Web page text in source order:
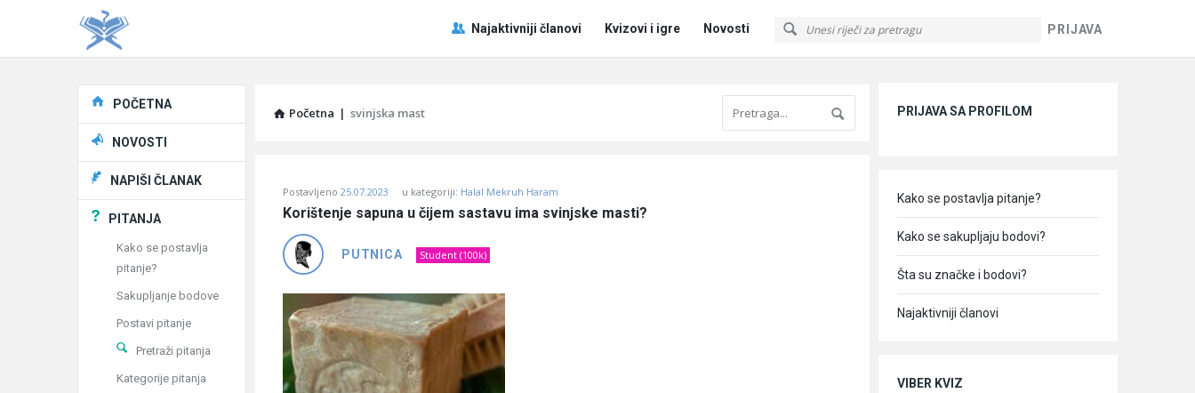
PRIJAVA
Pitaj
Učene
Najaktivniji članovi Kvizovi i igre Novosti
Početna | svinjska mast
Učene
Latest
Pitanja
Postavljeno 25.07.2023 u kategoriji: Halal Mekruh Haram
Korištenje sapuna u čijem sastavu ima svinjske masti?
PUTNICA Student (100k)
PRIJAVA SA PROFILOM
Kako se postavlja pitanje?
Kako se sakupljaju bodovi?
Šta su značke i bodovi?
Najaktivniji članovi
VIBER KVIZ
Explore
POČETNA
NOVOSTI
NAPIŠI ČLANAK
PITANJA
Kako se postavlja
pitanje?
Sakupljanje bodove
Postavi pitanje
Pretraži pitanja
Kategorije pitanja